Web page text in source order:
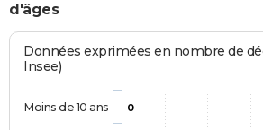
d'âges
Données exprimées en nombre de
Insee)
0
Moins de 10 ans